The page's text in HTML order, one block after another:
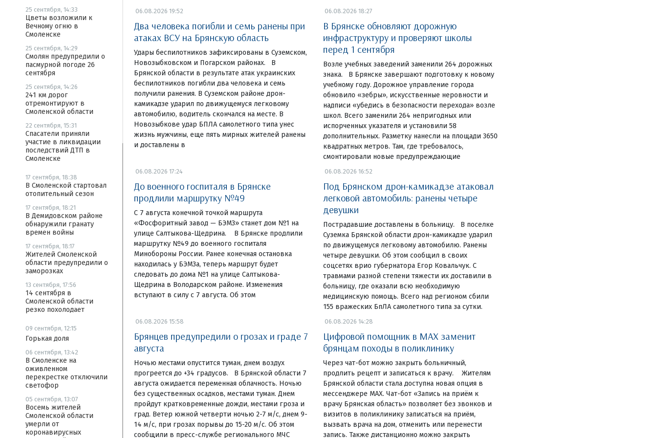
25 сентября, 14:33
Цветы возложили к
Вечному огню в
Смоленске
25 сентября, 14:29
Смолян предупредили о
пасмурной погоде 26
сентября
25 сентября, 14:26
241 км дорог
отремонтируют в
Смоленской области
22 сентября, 15:31
Спасатели приняли
участие в ликвидации
последствий ДТП в
Смоленске
17 сентября, 18:38
В Смоленской стартовал
отопительный сезон
17 сентября, 18:21
В Демидовском районе
обнаружили гранату
времен войны
17 сентября, 18:17
Жителей Смоленской
области предупредили о
заморозках
13 сентября, 17:56
14 сентября в
Смоленской области
резко похолодает
09 сентября, 12:15
Горькая доля
06 сентября, 13:42
В Смоленске на
оживленном
перекрестке отключили
светофор
05 сентября, 13:07
Восемь жителей
Смоленской области
умерли от
коронавирусных
06.08.2026 19:52
Два человека погибли и семь ранены при
атаках ВСУ на Брянскую область
Удары беспилотников зафиксированы в Суземском,
Новозыбковском и Погарском районах. В
Брянской области в результате атак украинских
беспилотников погибли два человека и семь
получили ранения. В Суземском районе дрон-
камикадзе ударил по движущемуся легковому
автомобилю, водитель скончался на месте. В
Новозыбкове удар БПЛА самолетного типа унес
жизнь мужчины, еще пять мирных жителей ранены
и доставлены в
06.08.2026 18:27
В Брянске обновляют дорожную
инфраструктуру и проверяют школы
перед 1 сентября
Возле учебных заведений заменили 264 дорожных
знака. В Брянске завершают подготовку к новому
учебному году. Дорожное управление города
обновило «зебры», искусственные неровности и
надписи «убедись в безопасности перехода» возле
школ. Всего заменили 264 непригодных или
испорченных указателя и установили 58
дополнительных. Разметку нанесли на площади 3650
квадратных метров. Там, где требовалось,
смонтировали новые предупреждающие
06.08.2026 17:24
До военного госпиталя в Брянске
продлили маршрутку №49
С 7 августа конечной точкой маршрута
«Фосфоритный завод — БЭМЗ» станет дом №1 на
улице Салтыкова-Щедрина. В Брянске продлили
маршрутку №49 до военного госпиталя
Минобороны России. Ранее конечная остановка
находилась у БЭМЗа, теперь маршрут будет
следовать до дома №1 на улице Салтыкова-
Щедрина в Володарском районе. Изменения
вступают в силу с 7 августа. Об этом
06.08.2026 16:52
Под Брянском дрон-камикадзе атаковал
легковой автомобиль: ранены четыре
девушки
Пострадавшие доставлены в больницу. В поселке
Суземка Брянской области дрон-камикадзе ударил
по движущемуся легковому автомобилю. Ранены
четыре девушки. Об этом сообщил в своих
соцсетях врио губернатора Егор Ковальчук. С
травмами разной степени тяжести их доставили в
больницу, где оказали всю необходимую
медицинскую помощь. Всего над регионом сбили
155 вражеских БпЛА самолетного типа за сутки.
06.08.2026 15:58
Брянцев предупредили о грозах и граде 7
августа
Ночью местами опустится туман, днем воздух
прогреется до +34 градусов. В Брянской области 7
августа ожидается переменная облачность. Ночью
без существенных осадков, местами туман. Днем
пройдут кратковременные дожди, местами гроза и
град. Ветер южной четверти ночью 2-7 м/с, днем 9-
14 м/с, при грозах порывы до 15-20 м/с. Об этом
сообщили в пресс-службе регионального МЧС
06.08.2026 14:28
Цифровой помощник в MAX заменит
брянцам походы в поликлинику
Через чат-бот можно закрыть больничный,
продлить рецепт и записаться к врачу. Жителям
Брянской области стала доступна новая опция в
мессенджере MAX. Чат-бот «Запись на приём к
врачу Брянская область» позволяет без звонков и
визитов в поликлинику записаться на приём,
вызвать врача на дом, отменить или перенести
запись. Также дистанционно можно закрыть